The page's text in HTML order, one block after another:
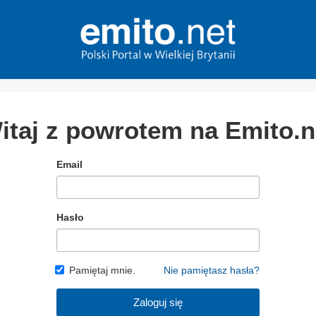
z powrotem na
Email
Hasło
Pamiętaj mnie. Nie pamiętasz hasła?
Zaloguj się